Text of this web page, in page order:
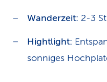
Wanderzeit: 2-3
Hightlight:
sonniges